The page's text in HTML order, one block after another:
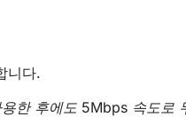
니다.
한 후에도 5Mbps 속도로